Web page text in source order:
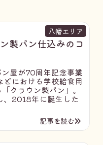
八幡エリア
製パン仕込みのコ
屋が70周年記念事業
どにおける学校給食用
クラウン製パン」。
、2018年に誕生した
記事を読む